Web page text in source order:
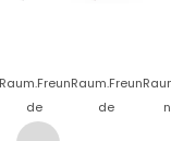
de
Raum.Freun
de